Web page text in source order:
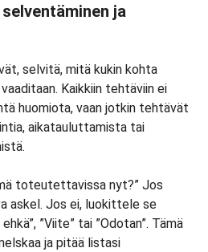
ja
selvitä, mitä kukin kohta
Kaikkiin tehtäviin ei
huomiota, vaan jotkin tehtävät
aikatauluttamista tai
toteutettavissa nyt?” Jos
askel. Jos ei, luokittele se
”Viite” tai ”Odotan”. Tämä
ja pitää listasi